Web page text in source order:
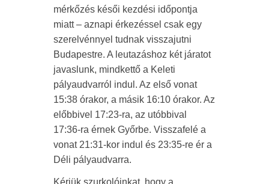
mérkőzés késői kezdési időpontja
miatt – aznapi érkezéssel csak egy
szerelvénnyel tudnak visszajutni
Budapestre. A leutazáshoz két járatot
javaslunk, mindkettő a Keleti
pályaudvarról indul. Az első vonat
15:38 órakor, a másik 16:10 órakor. Az
előbbivel 17:23-ra, az utóbbival
17:36-ra érnek Győrbe. Visszafelé a
vonat 21:31-kor indul és 23:35-re ér a
Déli pályaudvarra.
Kérjük szurkolóinkat, hogy a